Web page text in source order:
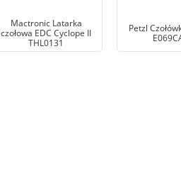
Mactronic Latarka
czołowa EDC Cyclope II
THL0131
Petzl